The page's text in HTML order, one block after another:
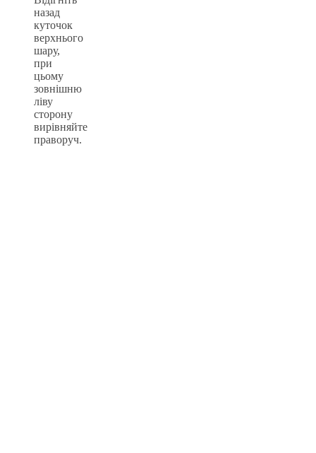
назад
куточок
верхнього
шару,
при
цьому
зовнішню
ліву
сторону
вирівняйте
праворуч.